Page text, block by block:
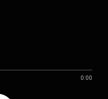
0:00